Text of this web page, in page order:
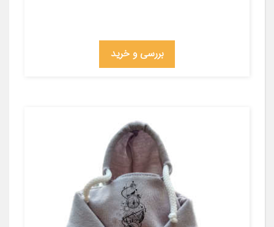
بررسی و خرید